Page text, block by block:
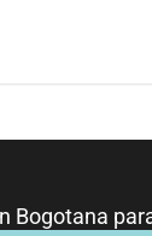
Bogotana